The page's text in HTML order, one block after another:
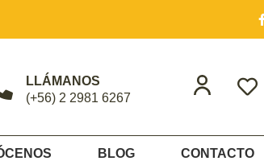
LLÁMANOS
(+56) 2 2981 6267
BLOG CONTACTO